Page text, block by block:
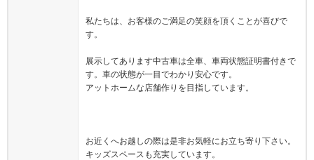
私たちは、お客様のご満足の笑顔を頂くことが喜びで
す。
展示してあります中古車は全車、車両状態証明書付きで
す。車の状態が一目でわかり安心です。
アットホームな店舗作りを目指しています。
お近くへお越しの際は是非お気軽にお立ち寄り下さい。
キッズスペースも充実しています。